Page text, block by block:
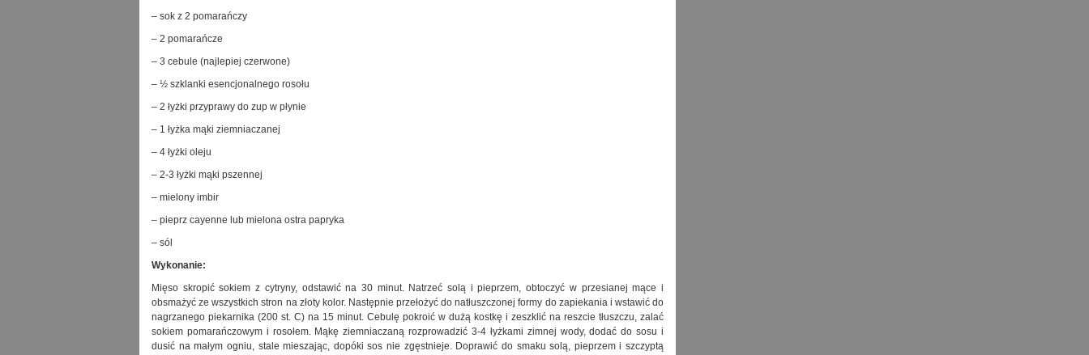
– sok z 2 pomarańczy
– 2 pomarańcze
– 3 cebule (najlepiej czerwone)
– ½ szklanki esencjonalnego rosołu
– 2 łyżki przyprawy do zup w płynie
– 1 łyżka mąki ziemniaczanej
– 4 łyżki oleju
– 2-3 łyżki mąki pszennej
– mielony imbir
– pieprz cayenne lub mielona ostra papryka
– sól
Wykonanie:
Mięso skropić sokiem z cytryny, odstawić na 30 minut. Natrzeć solą i pieprzem, obtoczyć w przesianej mące i
obsmażyć ze wszystkich stron na złoty kolor. Następnie przełożyć do natłuszczonej formy do zapiekania i wstawić do
nagrzanego piekarnika (200 st. C) na 15 minut. Cebulę pokroić w dużą kostkę i zeszklić na reszcie tłuszczu, zalać
sokiem pomarańczowym i rosołem. Mąkę ziemniaczaną rozprowadzić 3-4 łyżkami zimnej wody, dodać do sosu i
dusić na małym ogniu, stale mieszając, dopóki sos nie zgęstnieje. Doprawić do smaku solą, pieprzem i szczyptą